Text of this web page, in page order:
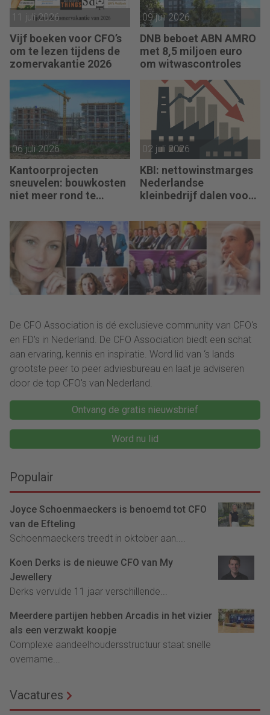
11 juli 2026
Vijf boeken voor CFO’s
om te lezen tijdens de
zomervakantie 2026
09 juli 2026
DNB beboet ABN AMRO
met 8,5 miljoen euro
om witwascontroles
06 juli 2026
Kantoorprojecten
sneuvelen: bouwkosten
niet meer rond te
02 juli 2026
KBI: nettowinstmarges
Nederlandse
kleinbedrijf dalen voor
De CFO Association is dé exclusieve community van CFO's
en FD's in Nederland. De CFO Association biedt een schat
aan ervaring, kennis en inspiratie. Word lid van ‘s lands
grootste peer to peer adviesbureau en laat je adviseren
door de top CFO's van Nederland.
Ontvang de gratis nieuwsbrief
Word nu lid
Populair
Joyce Schoenmaeckers is benoemd tot CFO
van de Efteling
Schoenmaeckers treedt in oktober aan....
Koen Derks is de nieuwe CFO van My
Jewellery
Derks vervulde 11 jaar verschillende...
Meerdere partijen hebben Arcadis in het vizier
als een verzwakt koopje
Complexe aandeelhoudersstructuur staat snelle
overname...
Vacatures